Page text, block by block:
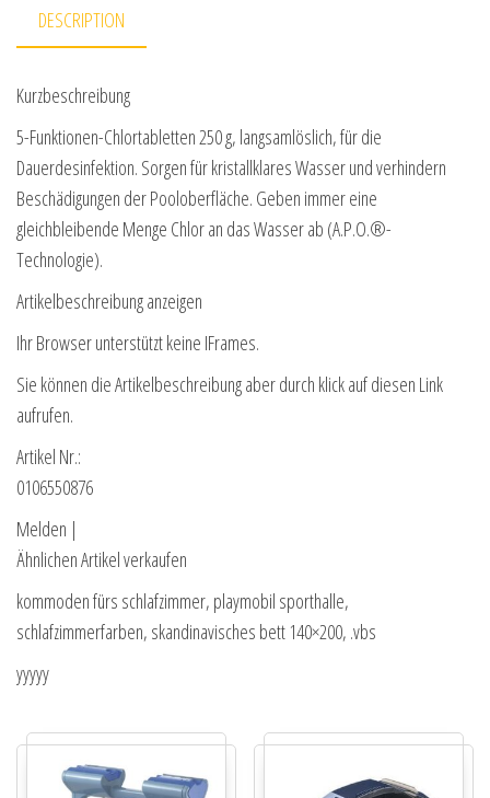
DESCRIPTION
Kurzbeschreibung
5-Funktionen-Chlortabletten 250 g, langsamlöslich, für die
Dauerdesinfektion. Sorgen für kristallklares Wasser und verhindern
Beschädigungen der Pooloberfläche. Geben immer eine
gleichbleibende Menge Chlor an das Wasser ab (A.P.O.®-
Technologie).
Artikelbeschreibung anzeigen
Ihr Browser unterstützt keine IFrames.
Sie können die Artikelbeschreibung aber durch klick auf diesen Link
aufrufen.
Artikel Nr.:
0106550876
Melden |
Ähnlichen Artikel verkaufen
kommoden fürs schlafzimmer, playmobil sporthalle,
schlafzimmerfarben, skandinavisches bett 140×200, .vbs
yyyyy